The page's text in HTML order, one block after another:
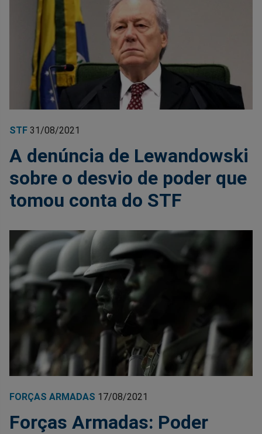
STF 31/08/2021
A denúncia de Lewandowski
sobre o desvio de poder que
tomou conta do STF
FORÇAS ARMADAS 17/08/2021
Forças Armadas: Poder